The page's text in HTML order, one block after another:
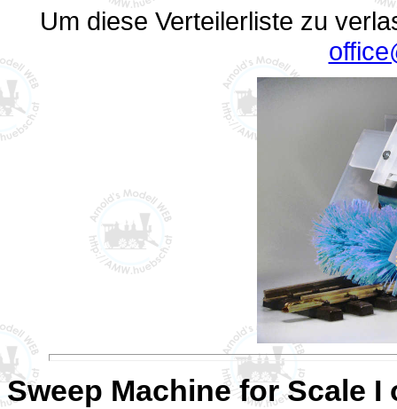
Um diese Verteilerliste zu
Sweep Machine for Scale I